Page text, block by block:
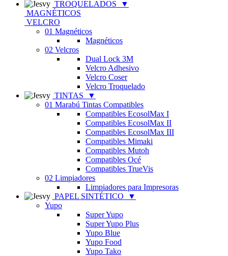
TROQUELADOS
▼
MAGNÉTICOS
VELCRO
01 Magnéticos
Magnéticos
02 Velcros
Dual Lock 3M
Velcro Adhesivo
Velcro Coser
Velcro Troquelado
TINTAS
▼
01 Marabú Tintas Compatibles
Compatibles EcosolMax I
Compatibles EcosolMax II
Compatibles EcosolMax III
Compatibles Mimaki
Compatibles Mutoh
Compatibles Océ
Compatibles TrueVis
02 Limpiadores
Limpiadores para Impresoras
PAPEL SINTÉTICO
▼
Yupo
Super Yupo
Super Yupo Plus
Yupo Blue
Yupo Food
Yupo Tako